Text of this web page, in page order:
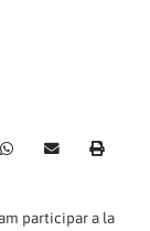
participar a la